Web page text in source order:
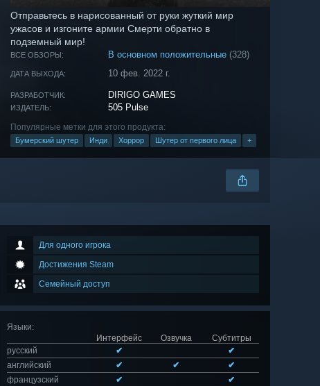
Отправьтесь в нарисованный от руки жуткий мир
ужасов и изгоните армии Смерти обратно в
подземный мир!
ВСЕ ОБЗОРЫ: В основном положительные (328)
ДАТА ВЫХОДА: 10 фев. 2022 г.
РАЗРАБОТЧИК: DIRIGO GAMES
ИЗДАТЕЛЬ: 505 Pulse
Популярные метки для этого продукта:
Бумерский шутер Инди Хоррор Шутер от первого лица +
Для одного игрока
Достижения Steam
Семейный доступ
Языки:
Интерфейс
Озвучка
Субтитры
русский
✔
✔
английский
✔ ✔
✔
французский
✔
✔